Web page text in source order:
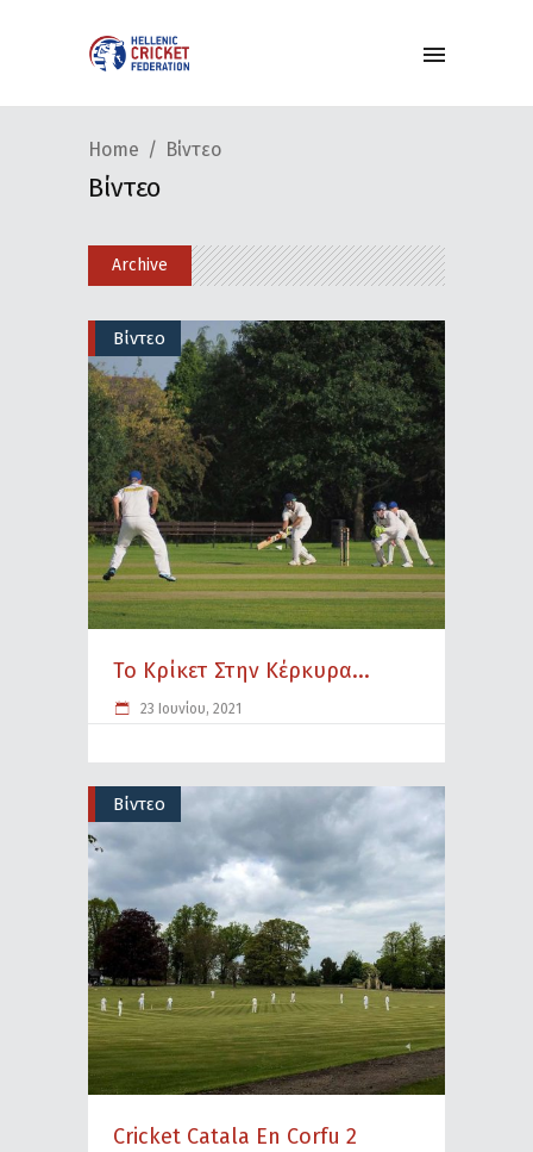
Home Βίντεο
Βίντεο
Archive
Βίντεο
Το Κρίκετ Στην Κέρκυρα...
23 Ιουνίου, 2021
Βίντεο
Cricket Catala En Corfu 2